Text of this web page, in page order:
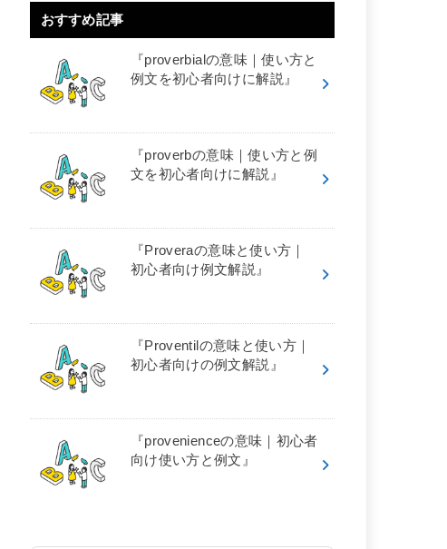
おすすめ記事
『proverbialの意味｜使い方と
例文を初心者向けに解説』
『proverbの意味｜使い方と例
文を初心者向けに解説』
『Proveraの意味と使い方｜
初心者向け例文解説』
『Proventilの意味と使い方｜
初心者向けの例文解説』
『provenienceの意味｜初心者
向け使い方と例文』